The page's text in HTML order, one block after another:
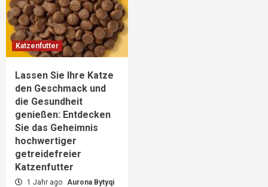
Katzenfutter
Lassen Sie Ihre Katze
den Geschmack und
die Gesundheit
genießen: Entdecken
Sie das Geheimnis
hochwertiger
getreidefreier
Katzenfutter
1 Jahr ago Aurona Bytyqi